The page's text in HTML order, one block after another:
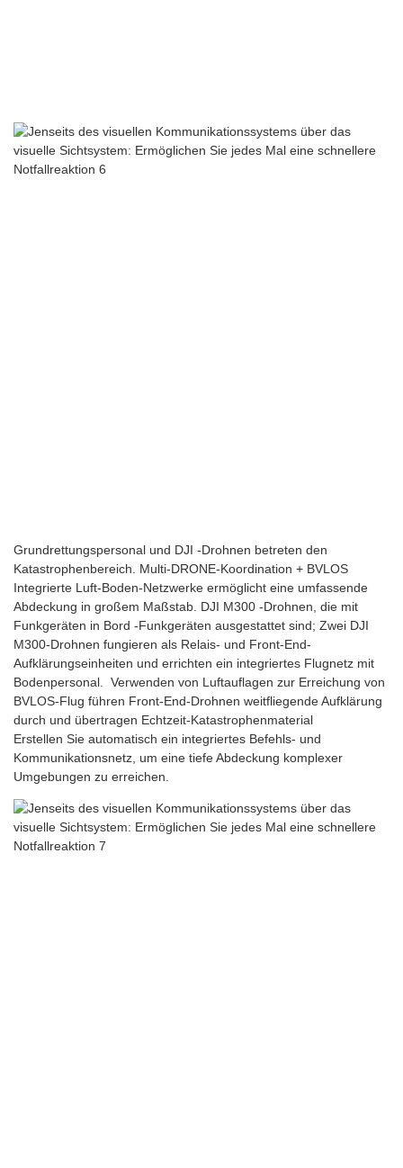
Grundrettungspersonal und DJI -Drohnen betreten den
Katastrophenbereich. Multi-DRONE-Koordination + BVLOS
Integrierte Luft-Boden-Netzwerke ermöglicht eine umfassende
Abdeckung in großem Maßstab. DJI M300 -Drohnen, die mit
Funkgeräten in Bord -Funkgeräten ausgestattet sind; Zwei DJI
M300-Drohnen fungieren als Relais- und Front-End-
Aufklärungseinheiten und errichten ein integriertes Flugnetz mit
Bodenpersonal. Verwenden von Luftauflagen zur Erreichung von
BVLOS-Flug führen Front-End-Drohnen weitfliegende Aufklärung
durch und übertragen Echtzeit-Katastrophenmaterial
Erstellen Sie automatisch ein integriertes Befehls- und
Kommunikationsnetz, um eine tiefe Abdeckung komplexer
Umgebungen zu erreichen.